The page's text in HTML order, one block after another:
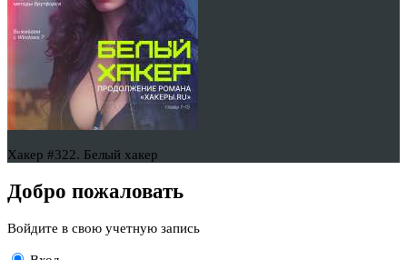
Хакер #322. Белый хакер
Добро пожаловать
Войдите в свою учетную запись